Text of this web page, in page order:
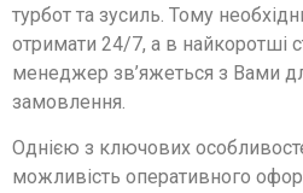
турбот та зусиль. Тому
отримати 24/7, а в найкоротші
менеджер зв’яжеться з Вами
замовлення.
Однією з ключових
можливість оперативного